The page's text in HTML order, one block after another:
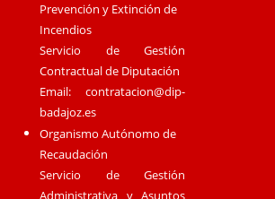
Prevención y Extinción de
Incendios
Servicio de Gestión
Contractual de Diputación
Email:contratacion@dip-
badajoz.es
Organismo Autónomo de
Recaudación
Servicio de Gestión